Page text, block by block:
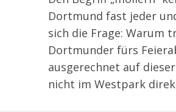
Dortmund fast jeder
sich die Frage: Warum
Dortmunder fürs
ausgerechnet auf
nicht im Westpark